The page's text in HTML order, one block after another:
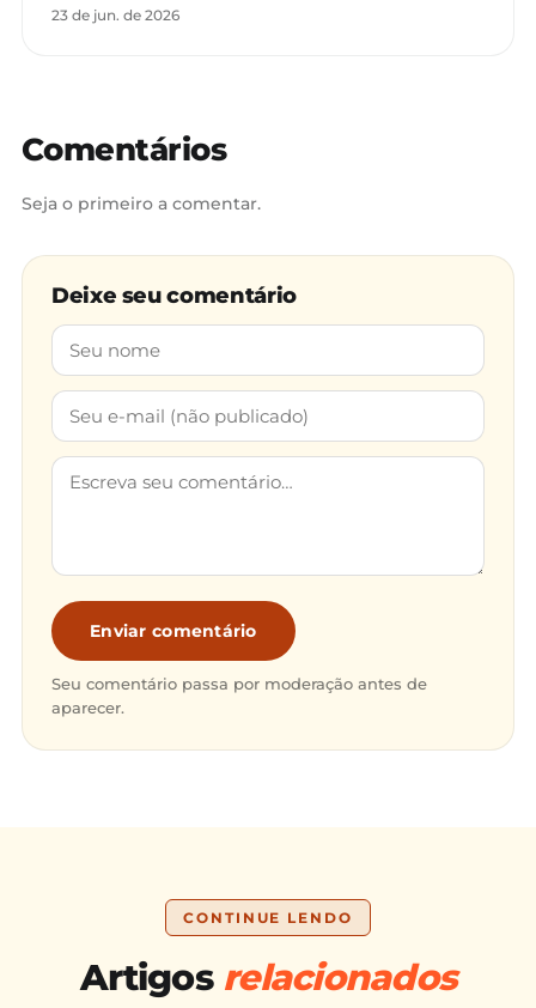
23 de jun. de 2026
Comentários
Seja o primeiro a comentar.
Deixe seu comentário
Enviar comentário
Seu comentário passa por moderação antes de
aparecer.
CONTINUE LENDO
Artigos relacionados